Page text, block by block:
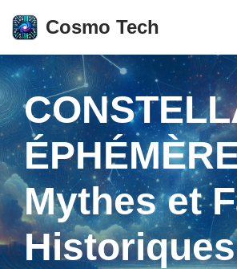
Aller
au
contenu
Cosmo Tech
Mythes et
Historiques